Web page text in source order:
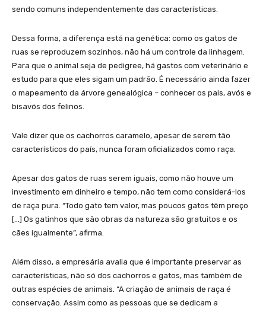
sendo comuns independentemente das características.
Dessa forma, a diferença está na genética: como os gatos de
ruas se reproduzem sozinhos, não há um controle da linhagem.
Para que o animal seja de pedigree, há gastos com veterinário e
estudo para que eles sigam um padrão. É necessário ainda fazer
o mapeamento da árvore genealógica – conhecer os pais, avós e
bisavós dos felinos.
Vale dizer que os cachorros caramelo, apesar de serem tão
característicos do país, nunca foram oficializados como raça.
Apesar dos gatos de ruas serem iguais, como não houve um
investimento em dinheiro e tempo, não tem como considerá-los
de raça pura. “Todo gato tem valor, mas poucos gatos têm preço
[…] Os gatinhos que são obras da natureza são gratuitos e os
cães igualmente”, afirma.
Além disso, a empresária avalia que é importante preservar as
características, não só dos cachorros e gatos, mas também de
outras espécies de animais. “A criação de animais de raça é
conservação. Assim como as pessoas que se dedicam a